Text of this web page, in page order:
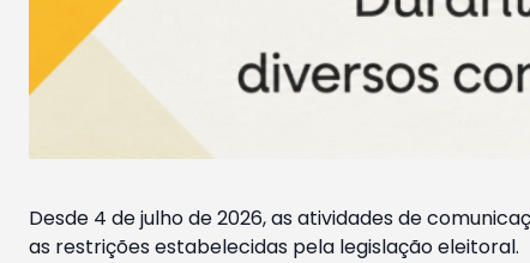
Desde 4 de julho de 2026, as atividades de
as restrições estabelecidas pela legislação eleitoral.